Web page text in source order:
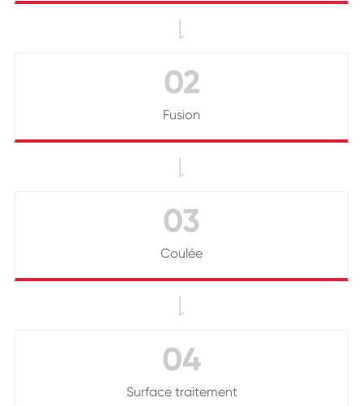

02
Fusion

03
Coulée

04
Surface traitement